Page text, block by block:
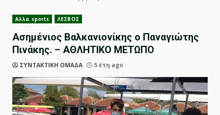
Αλλα sports ΛΕΣΒΟΣ
Ασημένιος Βαλκανιονίκης ο Παναγιώτης
Πινάκης. – ΑΘΛΗΤΙΚΟ ΜΕΤΩΠΟ
ΣΥΝΤΑΚΤΙΚΗ ΟΜΑΔΑ 5 έτη ago